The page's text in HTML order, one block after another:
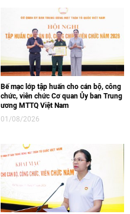
Bế mạc lớp tập huấn cho cán bộ, công
chức, viên chức Cơ quan Ủy ban Trung
ương MTTQ Việt Nam
01/08/2026